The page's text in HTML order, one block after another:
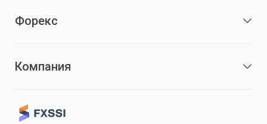
Форекс
Компания